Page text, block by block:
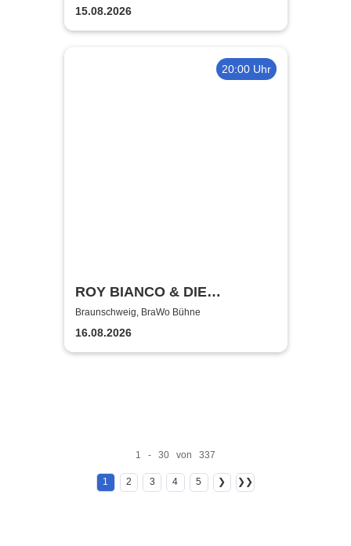
15.08.2026
20:00 Uhr
ROY BIANCO & DIE
ABBRUNZATI BOYS - LIVE
2026
Braunschweig, BraWo Bühne
16.08.2026
1 - 30 von 337
1 2 3 4 5 ❯ ❯❯